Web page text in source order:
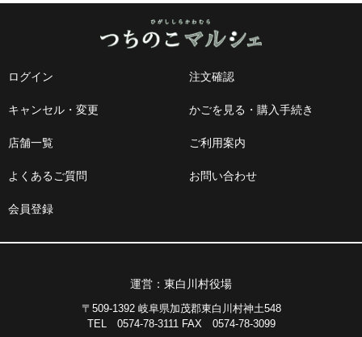
ログイン 注文確認
キャンセル・変更 かごを見る・購入手続き
店舗一覧 ご利用案内
よくあるご質問 お問い合わせ
会員登録
運営：東白川村役場
〒509-1392 岐阜県加茂郡東白川村神土548
TEL 0574-78-3111 FAX 0574-78-3099